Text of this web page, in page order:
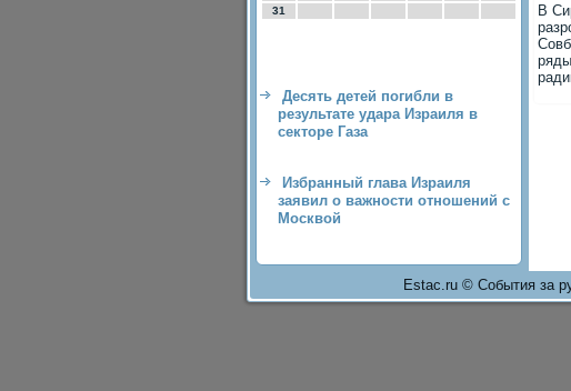
31
Десять детей погибли в
результате удара Израиля в
секторе Газа
Избранный глава Израиля
заявил о важности отношений с
Москвой
В
Estac.ru © События за